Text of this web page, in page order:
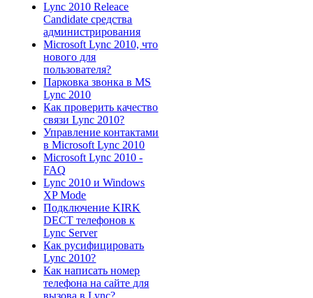
Lync 2010 Releace
Candidate средства
администрирования
Microsoft Lync 2010, что
нового для
пользователя?
Парковка звонка в MS
Lync 2010
Как проверить качество
связи Lync 2010?
Управление контактами
в Microsoft Lync 2010
Microsoft Lync 2010 -
FAQ
Lync 2010 и Windows
XP Mode
Подключение KIRK
DECT телефонов к
Lync Server
Как русифицировать
Lync 2010?
Как написать номер
телефона на сайте для